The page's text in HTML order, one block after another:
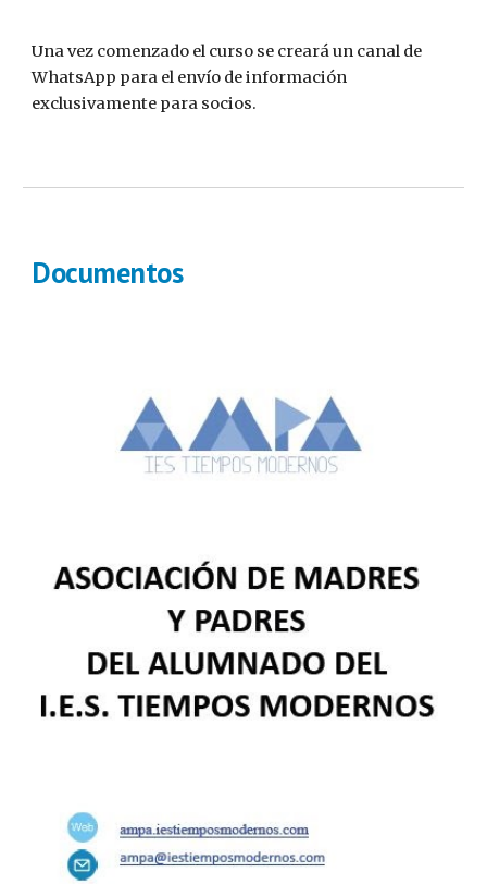
Una vez comenzado el curso se creará un canal de
WhatsApp para el envío de información
exclusivamente para socios.
Documentos